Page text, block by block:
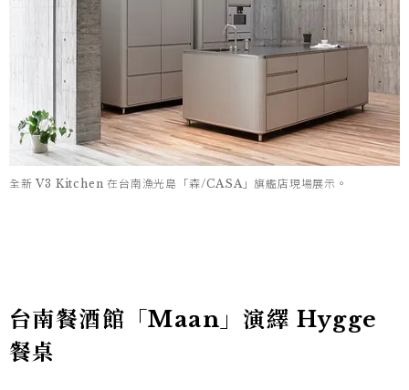
全新 V3 Kitchen 在台南漁光島「森/CASA」旗艦店現場展示。
台南餐酒館「Maan」演繹 Hygge
餐桌